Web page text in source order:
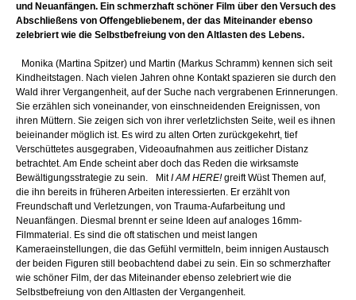
und Neuanfängen. Ein schmerzhaft schöner Film über den Versuch des
Abschließens von Offengebliebenem, der das Miteinander ebenso
zelebriert wie die Selbstbefreiung von den Altlasten des Lebens.
Monika (Martina Spitzer) und Martin (Markus Schramm) kennen sich seit
Kindheitstagen. Nach vielen Jahren ohne Kontakt spazieren sie durch den
Wald ihrer Vergangenheit, auf der Suche nach vergrabenen Erinnerungen.
Sie erzählen sich voneinander, von einschneidenden Ereignissen, von
ihren Müttern. Sie zeigen sich von ihrer verletzlichsten Seite, weil es ihnen
beieinander möglich ist. Es wird zu alten Orten zurückgekehrt, tief
Verschüttetes ausgegraben, Videoaufnahmen aus zeitlicher Distanz
betrachtet. Am Ende scheint aber doch das Reden die wirksamste
Bewältigungsstrategie zu sein. MitI AM HERE!greift Wüst Themen auf,
die ihn bereits in früheren Arbeiten interessierten. Er erzählt von
Freundschaft und Verletzungen, von Trauma-Aufarbeitung und
Neuanfängen. Diesmal brennt er seine Ideen auf analoges 16mm-
Filmmaterial. Es sind die oft statischen und meist langen
Kameraeinstellungen, die das Gefühl vermitteln, beim innigen Austausch
der beiden Figuren still beobachtend dabei zu sein. Ein so schmerzhafter
wie schöner Film, der das Miteinander ebenso zelebriert wie die
Selbstbefreiung von den Altlasten der Vergangenheit.